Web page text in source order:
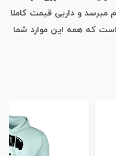
از نظر ضخامت به حدود480 گرم میرسد و داریی قیمت کاملا
که همه این موارد شما